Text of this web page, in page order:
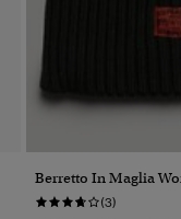
Berretto In Maglia
(3)